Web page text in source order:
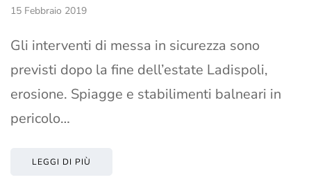
15 Febbraio 2019
Gli interventi di messa in sicurezza sono
previsti dopo la fine dell’estate Ladispoli,
erosione. Spiagge e stabilimenti balneari in
pericolo…
LEGGI DI PIÙ